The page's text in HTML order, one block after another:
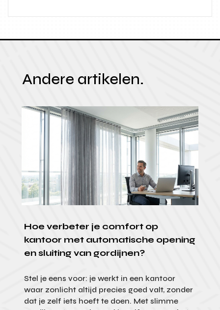
Andere artikelen.
Hoe verbeter je comfort op
kantoor met automatische opening
en sluiting van gordijnen?
Stel je eens voor: je werkt in een kantoor
waar zonlicht altijd precies goed valt, zonder
dat je zelf iets hoeft te doen. Met slimme